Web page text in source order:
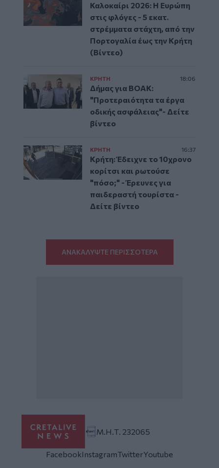
Καλοκαίρι 2026: Η Ευρώπη
στις φλόγες - 5 εκατ.
στρέμματα στάχτη, από την
Πορτογαλία έως την Κρήτη
(Βίντεο)
ΚΡΗΤΗ 18:06
Δήμας για ΒΟΑΚ:
"Προτεραιότητα τα έργα
οδικής ασφάλειας"- Δείτε
βίντεο
ΚΡΗΤΗ 16:37
Κρήτη: Έδειχνε το 10χρονο
κορίτσι και ρωτούσε
"πόσο;" - Έρευνες για
παιδεραστή τουρίστα -
Δείτε βίντεο
ΑΝΑΚΑΛΥΨΤΕ ΠΕΡΙΣΣΟΤΕΡΑ
Μ.Η.Τ. 232065
FacebookInstagramTwitterYoutube